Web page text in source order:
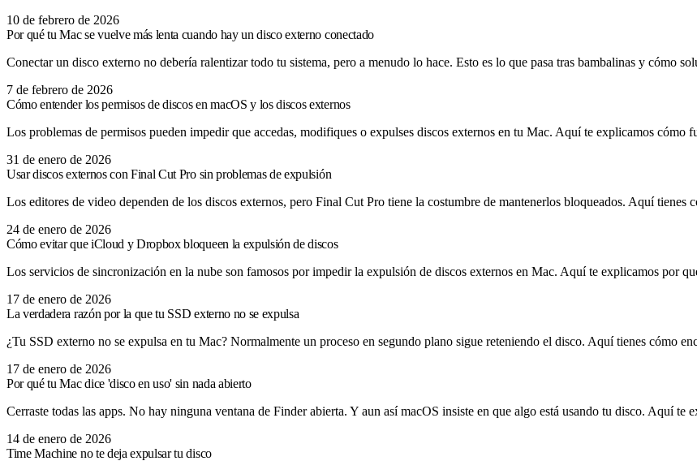
10 de febrero de 2026
Por qué tu Mac se vuelve más lenta cuando hay un disco externo conectado
Conectar un disco externo no debería ralentizar todo tu sistema, pero a menudo lo hace. Esto es lo que pasa tras bambalinas y cómo
7 de febrero de 2026
Cómo entender los permisos de discos en macOS y los discos externos
Los problemas de permisos pueden impedir que accedas, modifiques o expulses discos externos en tu Mac. Aquí te explicamos cómo
31 de enero de 2026
Usar discos externos con Final Cut Pro sin problemas de expulsión
Los editores de video dependen de los discos externos, pero Final Cut Pro tiene la costumbre de mantenerlos bloqueados. Aquí
24 de enero de 2026
Cómo evitar que iCloud y Dropbox bloqueen la expulsión de discos
Los servicios de sincronización en la nube son famosos por impedir la expulsión de discos externos en Mac. Aquí te explicamos por
17 de enero de 2026
La verdadera razón por la que tu SSD externo no se expulsa
¿Tu SSD externo no se expulsa en tu Mac? Normalmente un proceso en segundo plano sigue reteniendo el disco. Aquí tienes cómo
17 de enero de 2026
Por qué tu Mac dice 'disco en uso' sin nada abierto
Cerraste todas las apps. No hay ninguna ventana de Finder abierta. Y aun así macOS insiste en que algo está usando tu disco. Aquí te
14 de enero de 2026
Time Machine no te deja expulsar tu disco